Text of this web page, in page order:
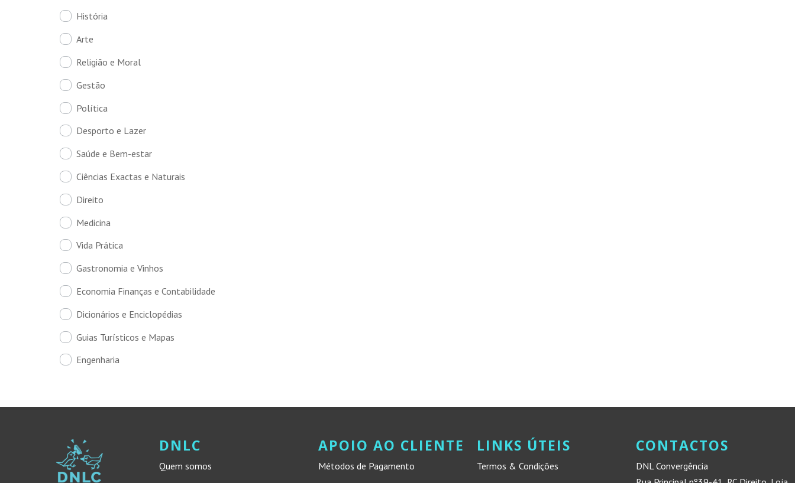
História
Arte
Religião e Moral
Gestão
Política
Desporto e Lazer
Saúde e Bem-estar
Ciências Exactas e Naturais
Direito
Medicina
Vida Prática
Gastronomia e Vinhos
Economia Finanças e Contabilidade
Dicionários e Enciclopédias
Guias Turísticos e Mapas
Engenharia
DNLC
Quem somos
APOIO AO CLIENTE
Métodos de Pagamento
LINKS ÚTEIS
Termos & Condições
CONTACTOS
DNL Convergência